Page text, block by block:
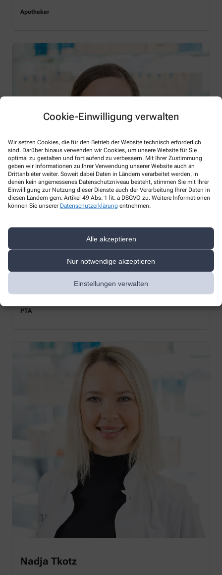
Cookie-Einwilligung verwalten
Wir setzen Cookies, die für den Betrieb der Website technisch erforderlich
sind. Darüber hinaus verwenden wir Cookies, um unsere Website für Sie
optimal zu gestalten und fortlaufend zu verbessern. Mit Ihrer Zustimmung
geben wir Informationen zu Ihrer Verwendung unserer Website auch an
Drittanbieter weiter. Soweit dabei Daten in Ländern verarbeitet werden, in
denen kein angemessenes Datenschutzniveau besteht, stimmen Sie mit Ihrer
Einwilligung zur Nutzung dieser Dienste auch der Verarbeitung Ihrer Daten in
diesen Ländern gem. Artikel 49 Abs. 1 lit. a DSGVO zu. Weitere Informationen
können Sie unserer Datenschutzerklärung entnehmen.
Alle akzeptieren
Nur notwendige akzeptieren
Einstellungen verwalten
Apotheker
Seda Dönmez
PTA
Nadja Tkotz